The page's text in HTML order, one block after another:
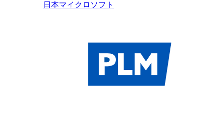
日本マイクロソフト